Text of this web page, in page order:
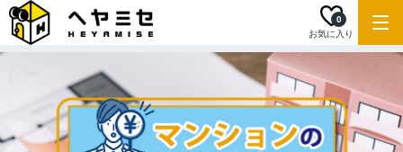
お気に入り
0